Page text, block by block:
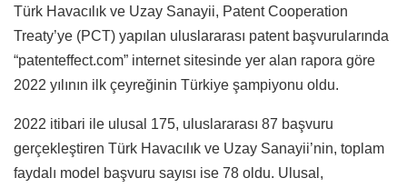
Türk Havacılık ve Uzay Sanayii, Patent Cooperation
Treaty’ye (PCT) yapılan uluslararası patent başvurularında
“patenteffect.com” internet sitesinde yer alan rapora göre
2022 yılının ilk çeyreğinin Türkiye şampiyonu oldu.
2022 itibari ile ulusal 175, uluslararası 87 başvuru
gerçekleştiren Türk Havacılık ve Uzay Sanayii’nin, toplam
faydalı model başvuru sayısı ise 78 oldu. Ulusal,